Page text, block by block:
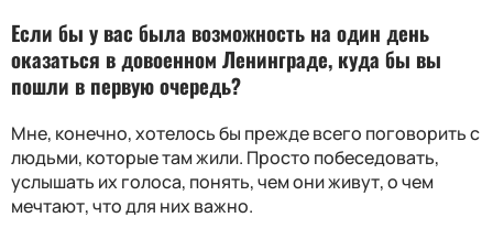
Если бы у вас была возможность на один день
оказаться в довоенном Ленинграде, куда бы вы
пошли в первую очередь?
Мне, конечно, хотелось бы прежде всего поговорить с
людьми, которые там жили. Просто побеседовать,
услышать их голоса, понять, чем они живут, о чем
мечтают, что для них важно.